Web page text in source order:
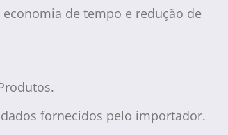
de tempo e redução de
fornecidos pelo importador.